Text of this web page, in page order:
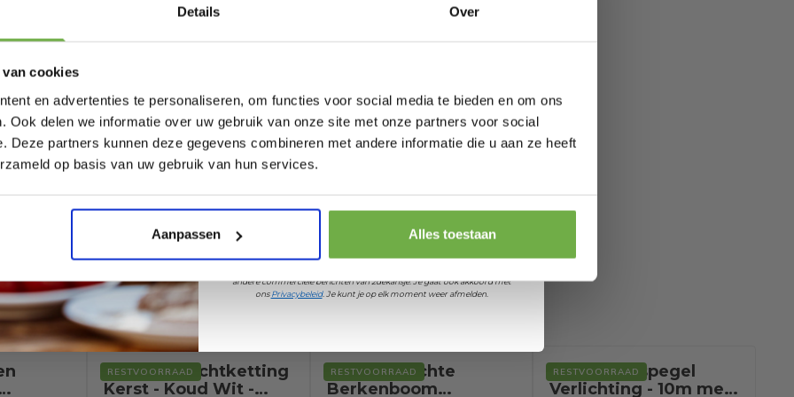
Details Over
cookies
en advertenties te personaliseren, om functies voor social media te bieden en om ons
Ook delen we informatie over uw gebruik van onze site met onze partners voor social
Deze partners kunnen deze gegevens combineren met andere informatie die u aan ze heeft
op basis van uw gebruik van hun services.
Aanpassen Alles toestaan
RESTVOORRAAD
Monzana Lichtketting
Kerst - Koud Wit -
RESTVOORRAAD
Coast Verlichte
Berkenboom
RESTVOORRAAD
Monzana Ijspegel
Verlichting - 10m met
Bij 2dekansje.com profiteer je van
Laat ons weten wanneer je jarig bent
Pak € 5,- korting
andere commerciële berichten van 2dekansje. Je gaat ook akkoord met
onsPrivacybeleid. Je kunt je op elk moment weer afmelden.